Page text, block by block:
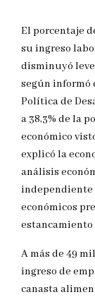
El porcentaje
su ingreso
disminuyó
según informó
Política de
a 38,3% de la
económico
explicó la
análisis
independiente
económicos
A más de 49
ingreso de
canasta